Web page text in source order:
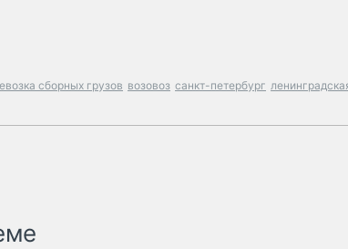
сборных грузов возовоз санкт-петербург